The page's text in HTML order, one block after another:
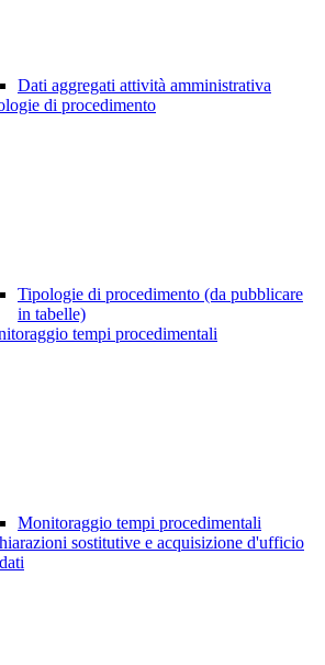
Dati aggregati attività amministrativa
di procedimento
Tipologie di procedimento (da pubblicare
in tabelle)
tempi procedimentali
Monitoraggio tempi procedimentali
sostitutive e acquisizione d'ufficio